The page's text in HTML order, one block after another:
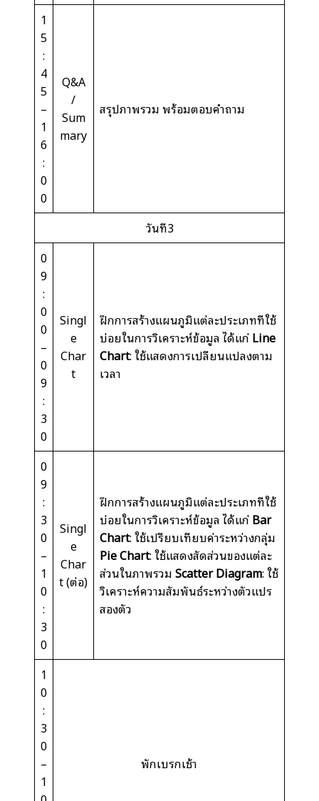
1
5
:
4
5
–
1
6
:
0
0
Q&A
/
Sum
mary
สรุปภาพรวม พร้อมตอบคำถาม
วันที่3
0
9
:
0
0
–
0
9
:
3
0
Singl
e
Char
t
ฝึกการสร้างแผนภูมิแต่ละประเภทที่ใช้
บ่อยในการวิเคราะห์ข้อมูล ได้แก่Line
Chart: ใช้แสดงการเปลี่ยนแปลงตาม
เวลา
0
9
:
3
0
–
1
0
:
3
0
Singl
e
Char
t(ต่อ)
ฝึกการสร้างแผนภูมิแต่ละประเภทที่ใช้
บ่อยในการวิเคราะห์ข้อมูล ได้แก่Bar
Chart: ใช้เปรียบเทียบค่าระหว่างกลุ่ม
Pie Chart: ใช้แสดงสัดส่วนของแต่ละ
ส่วนในภาพรวมScatter Diagram: ใช้
วิเคราะห์ความสัมพันธ์ระหว่างตัวแปร
สองตัว
1
0
:
3
0
–
1
พักเบรกเช้า